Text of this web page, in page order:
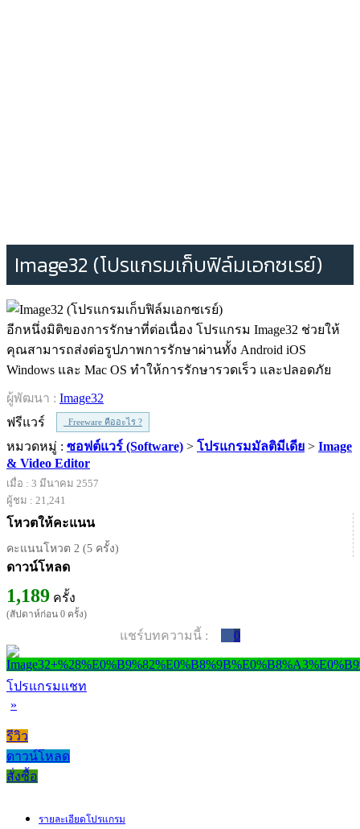
Image32 (โปรแกรมเก็บฟิล์มเอกซเรย์)
อีกหนึ่งมิติของการรักษาที่ต่อเนื่อง โปรแกรม Image32 ช่วยให้
คุณสามารถส่งต่อรูปภาพการรักษาผ่านทั้ง Android iOS
Windows และ Mac OS ทำให้การรักษารวดเร็ว และปลอดภัย
ผู้พัฒนา : Image32
ฟรีแวร์
Freeware คืออะไร ?
หมวดหมู่ : ซอฟต์แวร์ (Software) > โปรแกรมมัลติมีเดีย > Image
& Video Editor
เมื่อ : 3 มีนาคม 2557
ผู้ชม : 21,241
โหวตให้คะแนน
คะแนนโหวต 2 (5 ครั้ง)
ดาวน์โหลด
1,189 ครั้ง
(สัปดาห์ก่อน 0 ครั้ง)
แชร์บทความนี้ : 0
โปรแกรมแชท
»
รีวิว
ดาวน์โหลด
สั่งซื้อ
รายละเอียดโปรแกรม